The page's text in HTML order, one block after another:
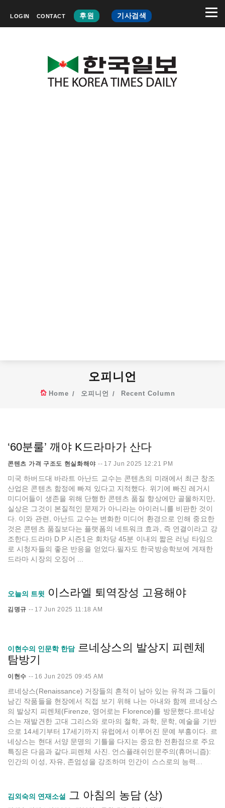
LOGIN CONTACT 후원 기사검색
오피니언
Home 오피니언 Recent Column
‘60분룰’ 깨야 K드라마가 산다
콘텐츠 가격 구조도 현실화해야 -- 17 Jun 2025 12:21 PM
미국 하버드대 바라트 아난드 교수는 콘텐츠의 미래에서 최근 창조
산업은 콘텐츠 함정에 빠져 있다고 지적했다. 위기에 빠진 레거시
미디어들이 생존을 위해 단행한 콘텐츠 품질 향상에만 골몰하지만,
실상은 그것이 본질적인 문제가 아니라는 아이러니를 비판한 것이
다. 이와 관련, 아난드 교수는 변화한 미디어 환경으로 인해 중요한
것은 콘텐츠 품질보다는 플랫폼의 네트워크 효과, 즉 연결이라고 강
조한다.드라마 D.P 시즌1은 회차당 45분 이내의 짧은 러닝 타임으
로 시청자들의 좋은 반응을 얻었다.필자도 한국방송학보에 게재한
드라마 시장의 오징어 ...
오늘의 트윗 이스라엘 퇴역장성 고용해야
김명규 -- 17 Jun 2025 11:18 AM
이현수의 인문학 한담 르네상스의 발상지 피렌체
탐방기
이현수 -- 16 Jun 2025 09:45 AM
르네상스(Renaissance) 거장들의 흔적이 남아 있는 유적과 그들이
남긴 작품들을 현장에서 직접 보기 위해 나는 아내와 함께 르네상스
의 발상지 피렌체(Firenze, 영어로는 Florence)를 방문했다.르네상
스는 재발견한 고대 그리스와 로마의 철학, 과학, 문학, 예술을 기반
으로 14세기부터 17세기까지 유럽에서 이루어진 문예 부흥이다. 르
네상스는 현대 서양 문명의 기틀을 다지는 중요한 전환점으로 주요
특징은 다음과 같다.피렌체 사진. 언스플래쉬인문주의(휴머니즘):
인간의 이성, 자유, 존엄성을 강조하며 인간이 스스로의 능력...
김외숙의 연재소설 그 아침의 농담 (상)